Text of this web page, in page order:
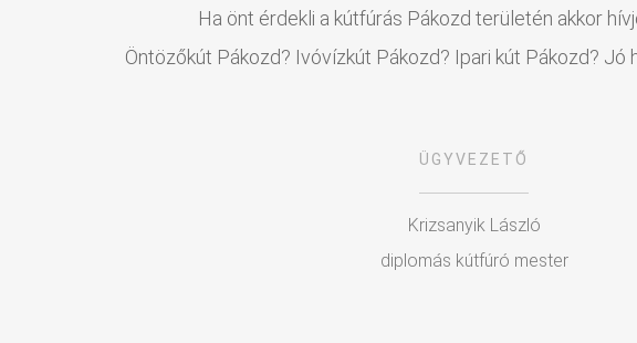
Ha önt érdekli a kútfúrás Pákozd területén akkor
Öntözőkút Pákozd? Ivóvízkút Pákozd? Ipari kút Pákozd? Jó
ÜGYVEZETŐ
Krizsanyik László
diplomás kútfúró mester